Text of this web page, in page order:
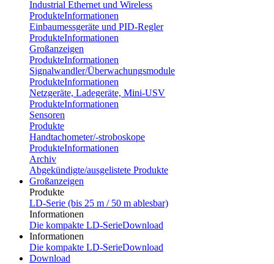
Industrial Ethernet und Wireless
ProdukteInformationen
Einbaumessgeräte und PID-Regler
ProdukteInformationen
Großanzeigen
ProdukteInformationen
Signalwandler/Überwachungsmodule
ProdukteInformationen
Netzgeräte, Ladegeräte, Mini-USV
ProdukteInformationen
Sensoren
Produkte
Handtachometer/-stroboskope
ProdukteInformationen
Archiv
Abgekündigte/ausgelistete Produkte
Großanzeigen
Produkte
LD-Serie (bis 25 m / 50 m ablesbar)
Informationen
Die kompakte LD-SerieDownload
Informationen
Die kompakte LD-SerieDownload
Download